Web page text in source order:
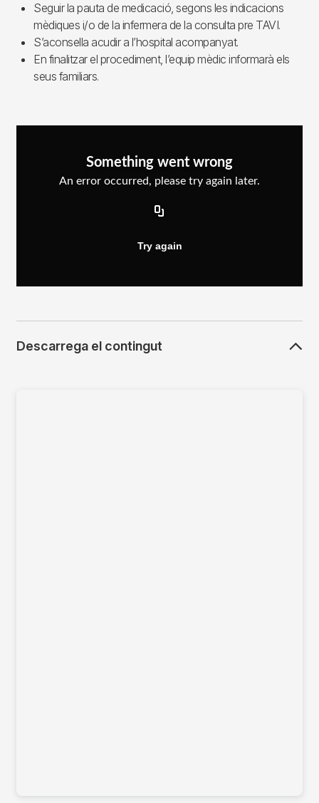
Seguir la pauta de medicació, segons les indicacions
mèdiques i/o de la infermera de la consulta pre TAVI.
S’aconsella acudir a l’hospital acompanyat.
En finalitzar el procediment, l’equip mèdic informarà els
seus familiars.
Descarrega el contingut